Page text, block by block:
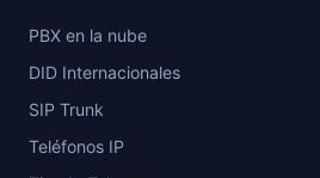
PBX en la nube
DID Internacionales
SIP Trunk
Teléfonos IP